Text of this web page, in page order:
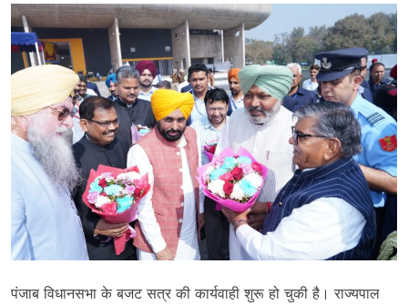
पंजाब विधानसभा के बजट सत्र की कार्यवाही शुरू हो चुकी है। राज्यपाल